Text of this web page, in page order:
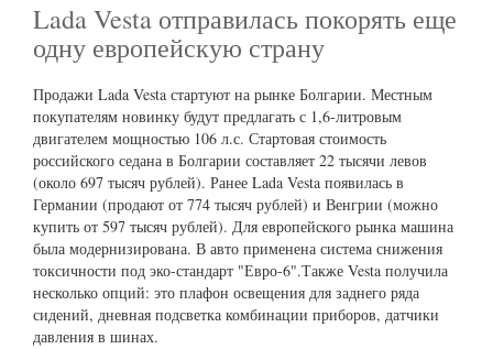
Lada Vesta отправилась покорять еще
одну европейскую страну
Продажи Lada Vesta стартуют на рынке Болгарии. Местным
покупателям новинку будут предлагать с 1,6-литровым
двигателем мощностью 106 л.с. Стартовая стоимость
российского седана в Болгарии составляет 22 тысячи левов
(около 697 тысяч рублей). Ранее Lada Vesta появилась в
Германии (продают от 774 тысяч рублей) и Венгрии (можно
купить от 597 тысяч рублей). Для европейского рынка машина
была модернизирована. В авто применена система снижения
токсичности под эко-стандарт "Евро-6".Также Vesta получила
несколько опций: это плафон освещения для заднего ряда
сидений, дневная подсветка комбинации приборов, датчики
давления в шинах.